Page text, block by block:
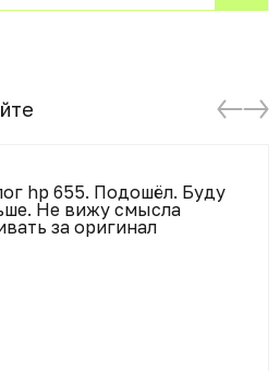
hp 655. Подошёл. Буду
Не вижу смысла
за оригинал